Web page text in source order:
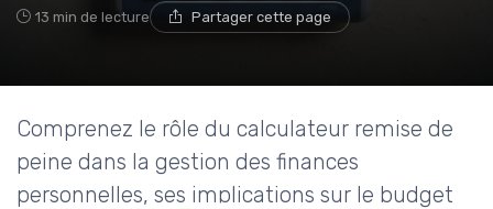
13 min de lecture Partager cette page
Comprenez le rôle du calculateur remise de
peine dans la gestion des finances
personnelles, ses implications sur le budget